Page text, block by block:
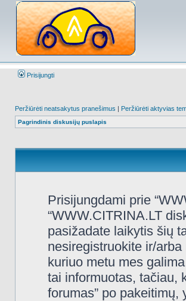
Prisijungti
Peržiūrėti neatsakytus pranešimus | Peržiūrėti aktyvias
Pagrindinis diskusijų puslapis
Prisijungdami prie
“WWW.CITRINA.LT
pasižadate laikytis šių
nesiregistruokite ir/
kuriuo metu mes
tai informuotas, tačiau,
forumas” po